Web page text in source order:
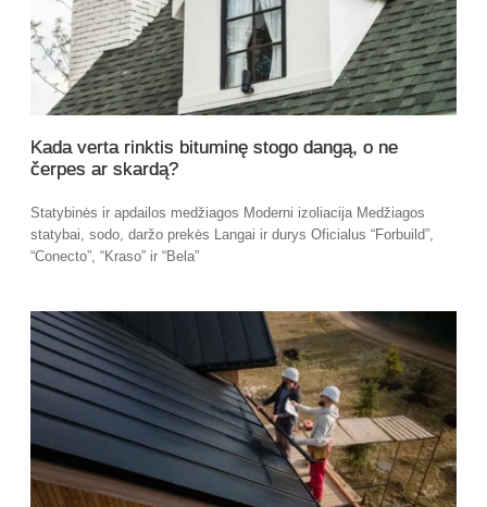
Kada verta rinktis bituminę stogo dangą, o ne
čerpes ar skardą?
Statybinės ir apdailos medžiagos Moderni izoliacija Medžiagos
statybai, sodo, daržo prekės Langai ir durys Oficialus “Forbuild”,
“Conecto”, “Kraso” ir “Bela”